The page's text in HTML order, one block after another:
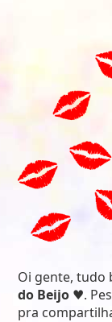
MORANDO JUNTOS
ORGANIZAÇÃO
PLAYLISTS
VIAGENS
VÍDEOS
Oi gente, tudo
do Beijo ♥.
pra